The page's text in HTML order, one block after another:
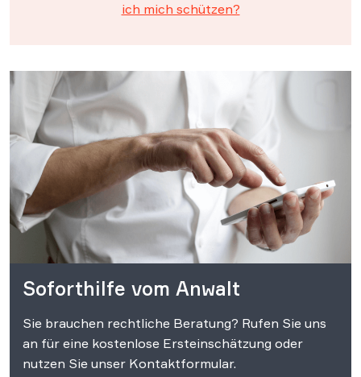
ich mich schützen?
Soforthilfe vom Anwalt
Sie brauchen rechtliche Beratung? Rufen Sie uns
an für eine kostenlose Ersteinschätzung oder
nutzen Sie unser Kontaktformular.